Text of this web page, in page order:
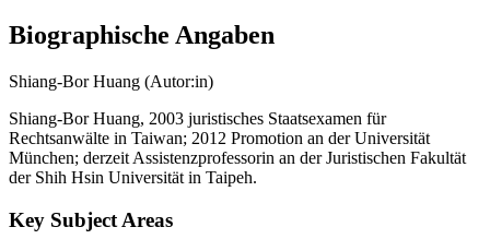
Biographische Angaben
Shiang-Bor Huang (Autor:in)
Shiang-Bor Huang, 2003 juristisches Staatsexamen für
Rechtsanwälte in Taiwan; 2012 Promotion an der Universität
München; derzeit Assistenzprofessorin an der Juristischen Fakultät
der Shih Hsin Universität in Taipeh.
Key Subject Areas